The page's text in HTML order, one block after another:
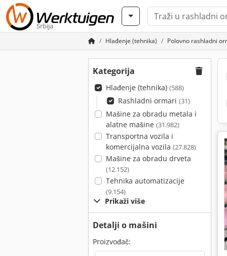
Srbija
Hlađenje (tehnika) Polovno rashladni
Kategorija
Hlađenje (tehnika) (588)
Rashladni ormari (31)
Mašine za obradu metala i
alatne mašine (31.982)
Transportna vozila i
komercijalna vozila (27.828)
Mašine za obradu drveta
(12.152)
Tehnika automatizacije
(9.154)
Prikaži više
Detalji o mašini
Proizvođač: